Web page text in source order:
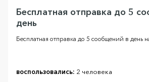
Бесплатная отправка до 5
день
Бесплатная отправка до 5 сообщений в день
воспользовались: 2 человека